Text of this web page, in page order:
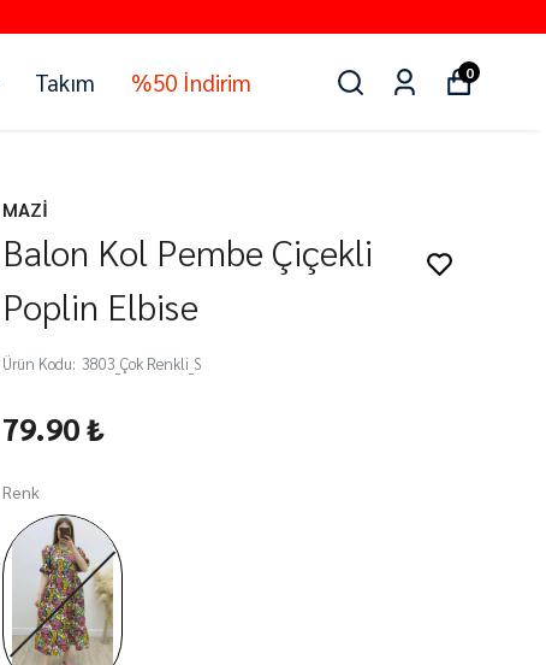
Takım %50 İndirim 0
MAZİ
Balon Kol Pembe Çiçekli
Poplin Elbise
Ürün Kodu: 3803_Çok Renkli_S
79.90 ₺
Renk